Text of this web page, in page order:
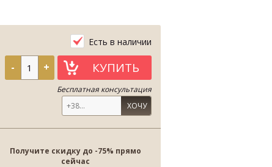
Есть в наличии
- + КУПИТЬ
Бесплатная консультация
ХОЧУ
Получите скидку до -75% прямо
сейчас